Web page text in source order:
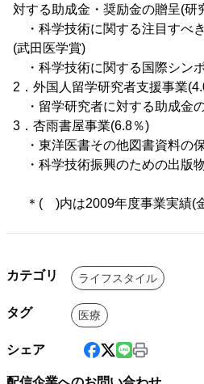
対する助成金・奨励金の贈呈(研
・科学技術に関する注目すべ
(武田医学賞)
・科学技術に関する国際シン
2．外国人留学研究者支援事業
・留学研究者に対する助成金
3．杏雨書屋事業(6.8％)
・東洋医書その他図書資料の
・科学技術振興のための出版
＊( )内は2009年度事業実績(
カテゴリ ライフスタイル
タグ 医療
シェア